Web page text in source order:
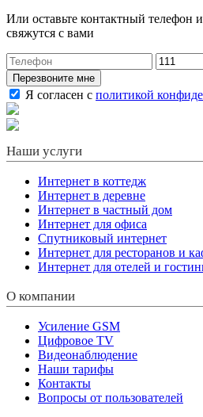
Или оставьте контактный телефон
свяжутся с вами
Перезвоните мне
Я согласен с политикой
Наши услуги
Интернет в коттедж
Интернет в деревне
Интернет в частный дом
Интернет для офиса
Спутниковый интернет
Интернет для ресторанов и
Интернет для отелей и
О компании
Усиление GSM
Цифровое TV
Видеонаблюдение
Наши тарифы
Контакты
Вопросы от пользователей